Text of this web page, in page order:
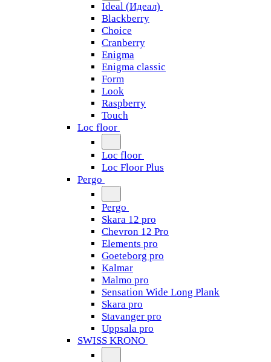
Ideal (Идеал)
Blackberry
Choice
Cranberry
Enigma
Enigma classic
Form
Look
Raspberry
Touch
Loc floor
Loc floor
Loc Floor Plus
Pergo
Pergo
Skara 12 pro
Chevron 12 Pro
Elements pro
Goeteborg pro
Kalmar
Malmo pro
Sensation Wide Long Plank
Skara pro
Stavanger pro
Uppsala pro
SWISS KRONO